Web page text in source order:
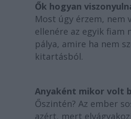
Ők hogyan
Most úgy érzem, nem
ellenére az egyik fiam
pálya, amire ha nem
kitartásból.
Anyaként mikor volt
Őszintén? Az ember
azért, mert